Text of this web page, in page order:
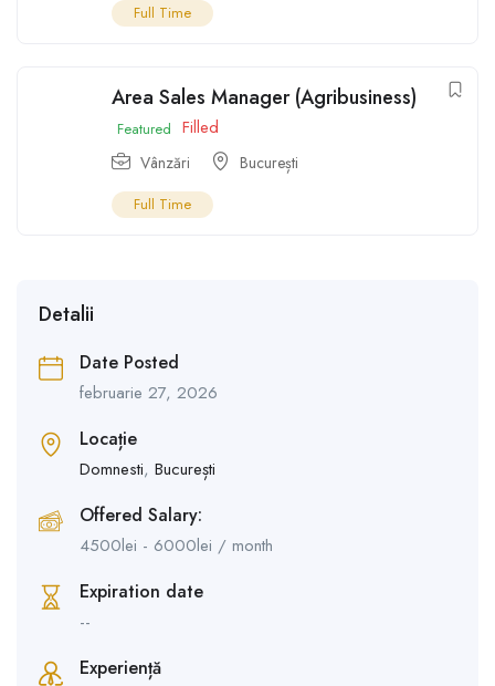
Full Time
Area Sales Manager (Agribusiness)
Featured Filled
Vânzări București
Full Time
Detalii
Date Posted
februarie 27, 2026
Locație
Domnesti, București
Offered Salary:
4500lei - 6000lei / month
Expiration date
--
Experiență